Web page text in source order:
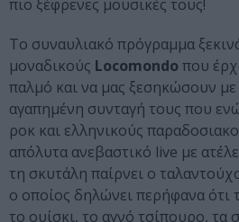
πιο ξέφρενες μουσικές τους!
Το συναυλιακό πρόγραμμα
μοναδικούς Locomondo που
παλμό και να μας ξεσηκώσουν
αγαπημένη συνταγή τους που
ροκ και ελληνικούς
απόλυτα ανεβαστικό live με
τη σκυτάλη παίρνει ο
ο οποίος δηλώνει περήφανα ότι
το ουίσκι, το αγνό τσίπουρο, τα